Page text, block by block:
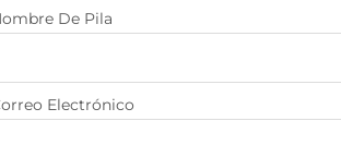
De Pila
Electrónico